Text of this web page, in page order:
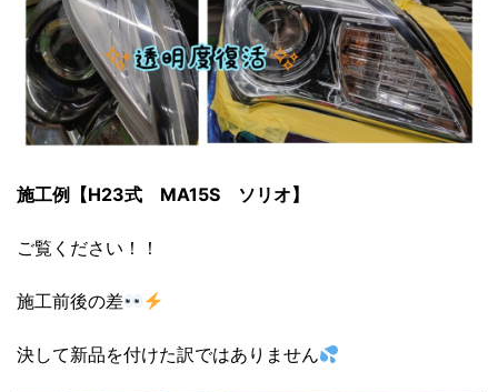
施工例【H23式 MA15S ソリオ】
ご覧ください！！
施工前後の差
決して新品を付けた訳ではありません